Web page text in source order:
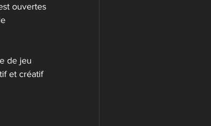
ouvertes
de jeu
et créatif